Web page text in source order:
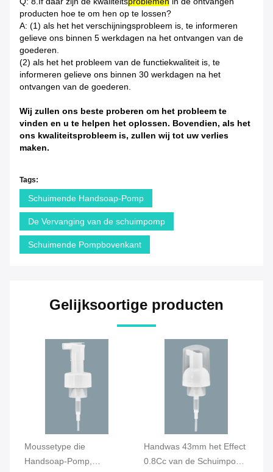
producten hoe te om hen op te lossen?
A: (1) als het het verschijningsprobleem is, te informeren
gelieve ons binnen 5 werkdagen na het ontvangen van de
goederen.
(2) als het het probleem van de functiekwaliteit is, te
informeren gelieve ons binnen 30 werkdagen na het
ontvangen van de goederen.
Wij zullen ons beste proberen om het probleem te
vinden en u te helpen het oplossen. Bovendien, als het
ons kwaliteitsprobleem is, zullen wij tot uw verlies
maken.
Tags:
Schuimende Handsoap-Pomp
De Vervanging van de schuimpomp
Schuimende Pompbovenkant
Gelijksoortige producten
Moussetype die
Handsoap-Pomp,
Handwas 43mm het Effect
0.8Cc van de Schuimpomp